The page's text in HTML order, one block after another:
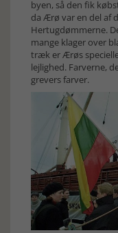
byen, så den fik
da Ærø var en del af
Hertugdømmerne.
mange klager over
træk er Ærøs
lejlighed. Farverne,
grevers farver.